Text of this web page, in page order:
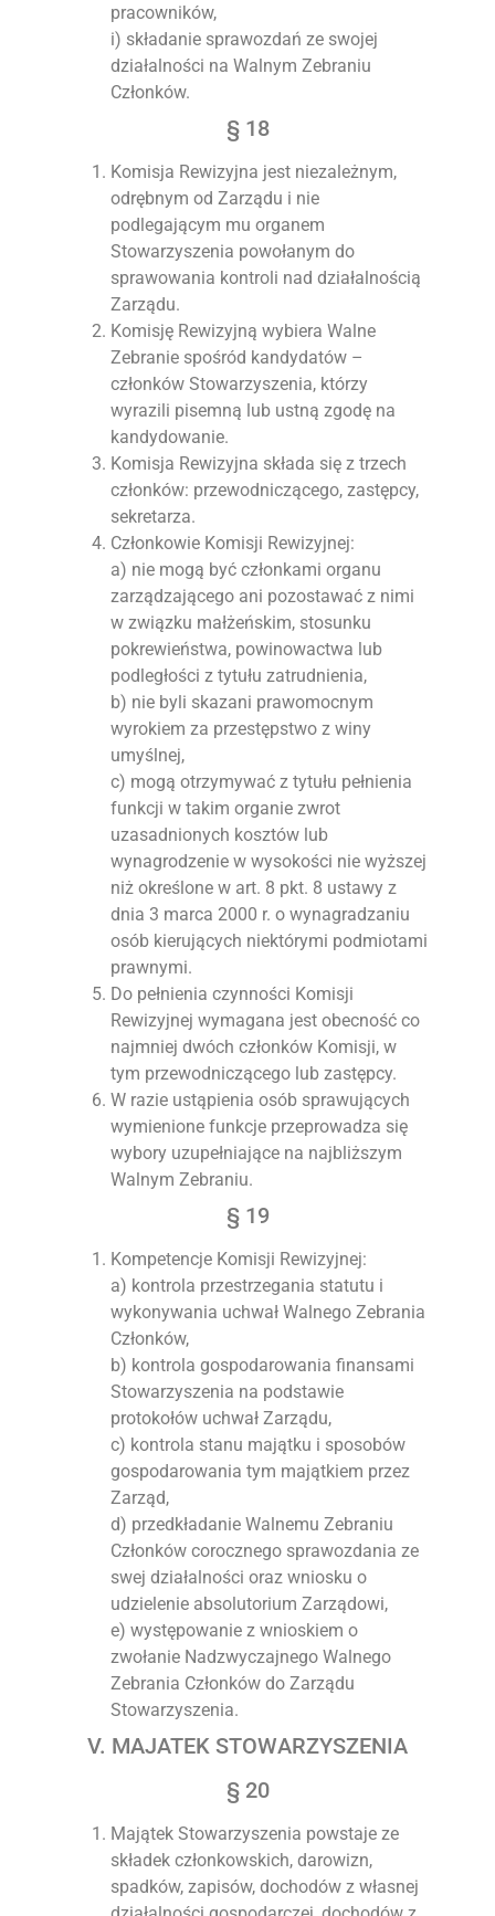
pracowników,
i) składanie sprawozdań ze swojej
działalności na Walnym Zebraniu
Członków.
§ 18
Komisja Rewizyjna jest niezależnym,
odrębnym od Zarządu i nie
podlegającym mu organem
Stowarzyszenia powołanym do
sprawowania kontroli nad działalnością
Zarządu.
Komisję Rewizyjną wybiera Walne
Zebranie spośród kandydatów –
członków Stowarzyszenia, którzy
wyrazili pisemną lub ustną zgodę na
kandydowanie.
Komisja Rewizyjna składa się z trzech
członków: przewodniczącego, zastępcy,
sekretarza.
Członkowie Komisji Rewizyjnej:
a) nie mogą być członkami organu
zarządzającego ani pozostawać z nimi
w związku małżeńskim, stosunku
pokrewieństwa, powinowactwa lub
podległości z tytułu zatrudnienia,
b) nie byli skazani prawomocnym
wyrokiem za przestępstwo z winy
umyślnej,
c) mogą otrzymywać z tytułu pełnienia
funkcji w takim organie zwrot
uzasadnionych kosztów lub
wynagrodzenie w wysokości nie wyższej
niż określone w art. 8 pkt. 8 ustawy z
dnia 3 marca 2000 r. o wynagradzaniu
osób kierujących niektórymi podmiotami
prawnymi.
Do pełnienia czynności Komisji
Rewizyjnej wymagana jest obecność co
najmniej dwóch członków Komisji, w
tym przewodniczącego lub zastępcy.
W razie ustąpienia osób sprawujących
wymienione funkcje przeprowadza się
wybory uzupełniające na najbliższym
Walnym Zebraniu.
§ 19
Kompetencje Komisji Rewizyjnej:
a) kontrola przestrzegania statutu i
wykonywania uchwał Walnego Zebrania
Członków,
b) kontrola gospodarowania finansami
Stowarzyszenia na podstawie
protokołów uchwał Zarządu,
c) kontrola stanu majątku i sposobów
gospodarowania tym majątkiem przez
Zarząd,
d) przedkładanie Walnemu Zebraniu
Członków corocznego sprawozdania ze
swej działalności oraz wniosku o
udzielenie absolutorium Zarządowi,
e) występowanie z wnioskiem o
zwołanie Nadzwyczajnego Walnego
Zebrania Członków do Zarządu
Stowarzyszenia.
V. MAJATEK STOWARZYSZENIA
§ 20
Majątek Stowarzyszenia powstaje ze
składek członkowskich, darowizn,
spadków, zapisów, dochodów z własnej